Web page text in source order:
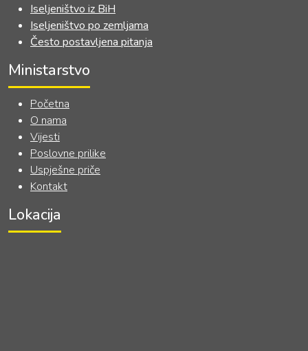
Iseljeništvo iz BiH
Iseljeništvo po zemljama
Često postavljena pitanja
Ministarstvo
Početna
O nama
Vijesti
Poslovne prilike
Uspješne priče
Kontakt
Lokacija